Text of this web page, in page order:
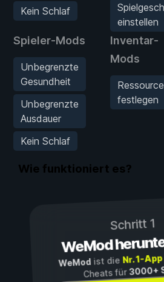
Kein Schlaf
einstellen
Spieler-Mods
Unbegrenzte
Gesundheit
Unbegrenzte
Ausdauer
Kein Schlaf
Inventar-
Mods
festlegen
Wie funktioniert es?
Schritt 1
WeMod
WeMod ist die Nr. 1-App
Cheats für3000+